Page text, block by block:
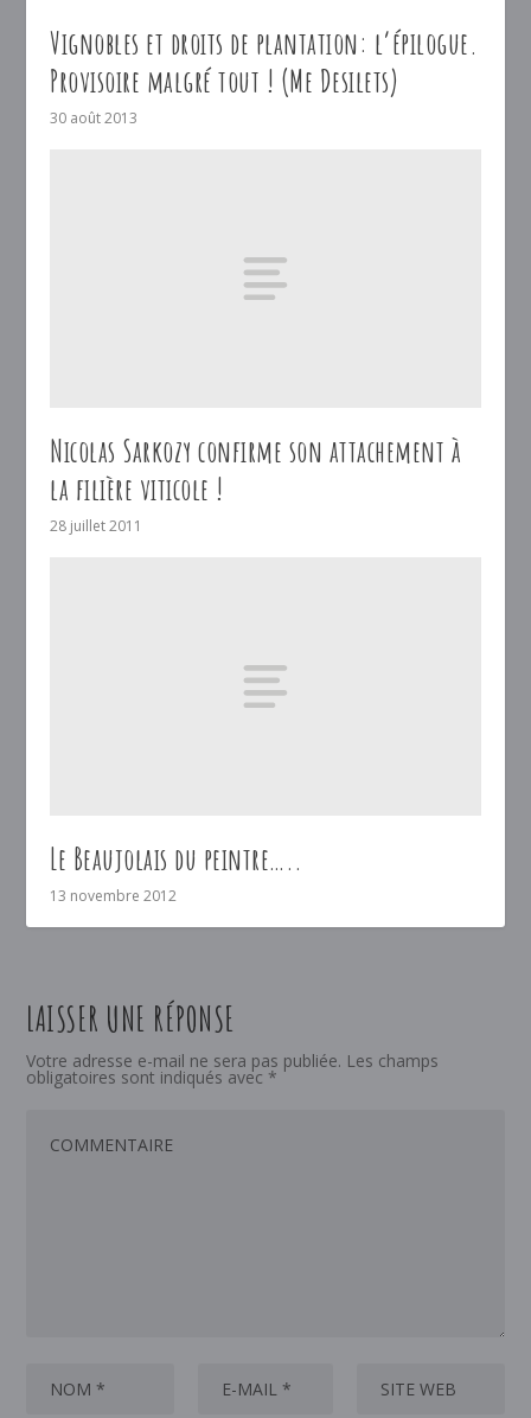
Vignobles et droits de plantation: l’épilogue.
Provisoire malgré tout ! (Me Desilets)
30 août 2013
Nicolas Sarkozy confirme son attachement à
la filière viticole !
28 juillet 2011
Le Beaujolais du peintre…..
13 novembre 2012
LAISSER UNE RÉPONSE
Votre adresse e-mail ne sera pas publiée. Les champs
obligatoires sont indiqués avec *